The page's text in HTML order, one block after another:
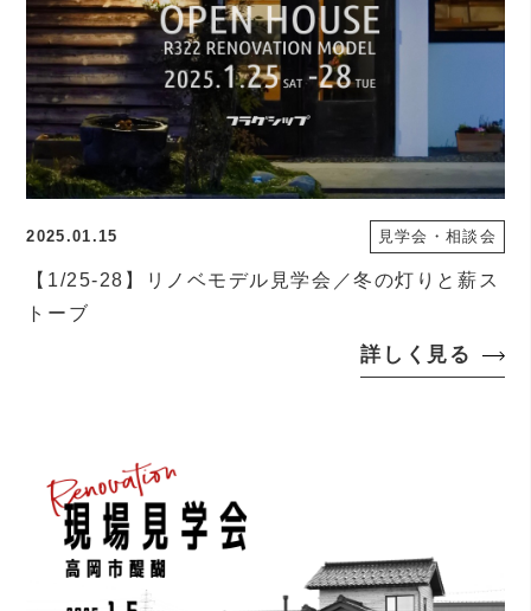
2025.01.15 見学会・相談会
【1/25-28】リノベモデル見学会／冬の灯りと薪ス
トーブ
詳しく見る